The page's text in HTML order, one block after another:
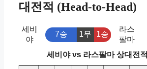
대전적 (Head-to-Head)
세비
야
7승 1무 1승
라스
팔마
세비야 vs 라스팔마 상대전적